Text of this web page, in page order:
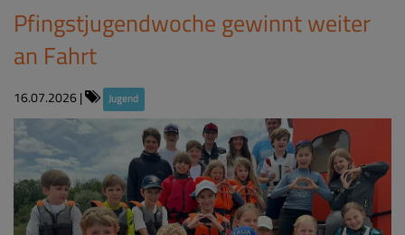
Pfingstjugendwoche gewinnt weiter
an Fahrt
16.07.2026| Jugend